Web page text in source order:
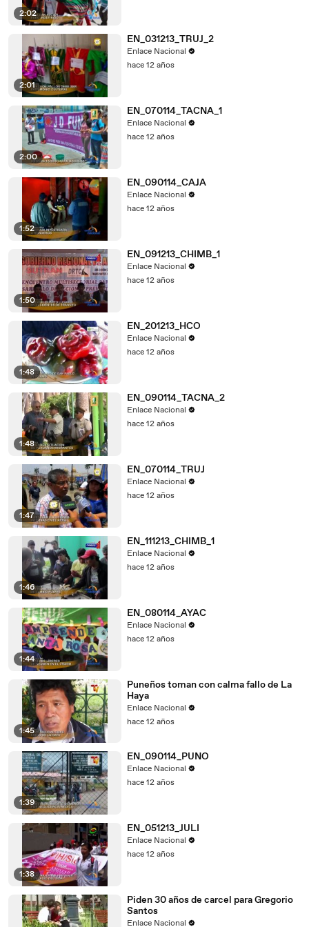
2:02
2:01
EN_031213_TRUJ_2
Enlace Nacional
hace 12 años
2:00
EN_070114_TACNA_1
Enlace Nacional
hace 12 años
1:52
EN_090114_CAJA
Enlace Nacional
hace 12 años
1:50
EN_091213_CHIMB_1
Enlace Nacional
hace 12 años
1:48
EN_201213_HCO
Enlace Nacional
hace 12 años
1:48
EN_090114_TACNA_2
Enlace Nacional
hace 12 años
1:47
EN_070114_TRUJ
Enlace Nacional
hace 12 años
1:46
EN_111213_CHIMB_1
Enlace Nacional
hace 12 años
1:44
EN_080114_AYAC
Enlace Nacional
hace 12 años
1:45
Puneños toman con calma fallo de La
Haya
Enlace Nacional
hace 12 años
1:39
EN_090114_PUNO
Enlace Nacional
hace 12 años
1:38
EN_051213_JULI
Enlace Nacional
hace 12 años
Piden 30 años de carcel para Gregorio
Santos
Enlace Nacional